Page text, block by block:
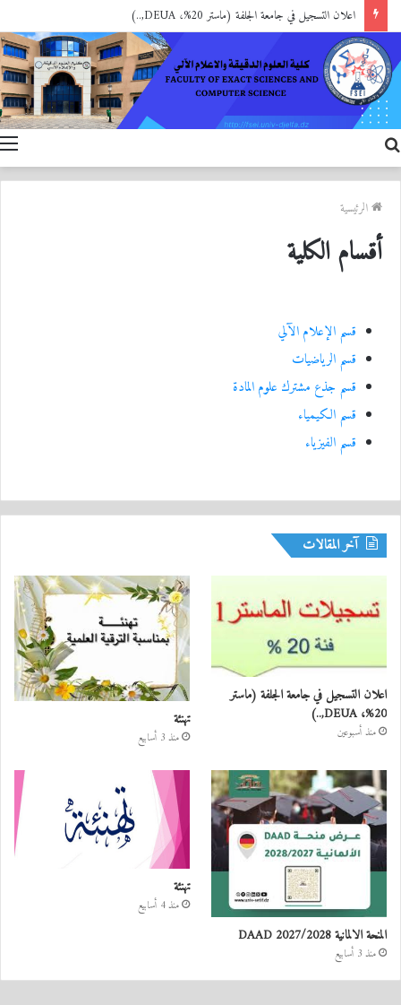
اعلان التسجيل في جامعة الجلفة (ماستر 20%، DEUA,..)
عن
الرئيسية
أقسام الكلية
قسم الإعلام الآلي
قسم الرياضيات
قسم جذع مشترك علوم المادة
قسم الكيمياء
قسم الفيزياء
آخر المقالات
اعلان التسجيل في جامعة الجلفة (ماستر
20%، DEUA,..)
منذ أسبوعين
تهنئة
منذ 3 أسابيع
المنحة الالمانية DAAD 2027/2028
منذ 3 أسابيع
تهنئة
منذ 4 أسابيع